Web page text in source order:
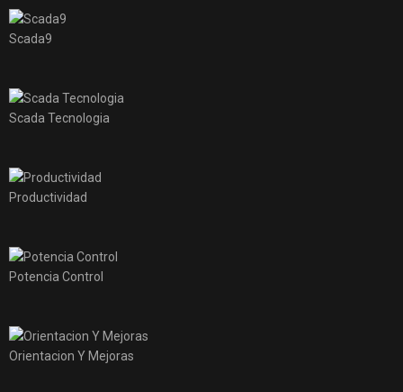
Scada9
Scada Tecnologia
Productividad
Potencia Control
Orientacion Y Mejoras